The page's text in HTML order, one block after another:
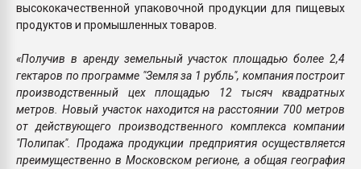
высококачественной упаковочной продукции для пищевых
продуктов и промышленных товаров.
«Получив в аренду земельный участок площадью более 2,4
гектаров по программе "Земля за 1 рубль", компания построит
производственный цех площадью 12 тысяч квадратных
метров. Новый участок находится на расстоянии 700 метров
от действующего производственного комплекса компании
"Полипак". Продажа продукции предприятия осуществляется
преимущественно в Московском регионе, а общая география